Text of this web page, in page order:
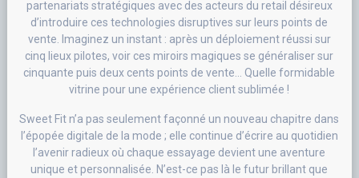
partenariats stratégiques avec des acteurs du retail désireux
d’introduire ces technologies disruptives sur leurs points de
vente. Imaginez un instant : après un déploiement réussi sur
cinq lieux pilotes, voir ces miroirs magiques se généraliser sur
cinquante puis deux cents points de vente… Quelle formidable
vitrine pour une expérience client sublimée !
Sweet Fit n’a pas seulement façonné un nouveau chapitre dans
l’épopée digitale de la mode ; elle continue d’écrire au quotidien
l’avenir radieux où chaque essayage devient une aventure
unique et personnalisée. N’est-ce pas là le futur brillant que